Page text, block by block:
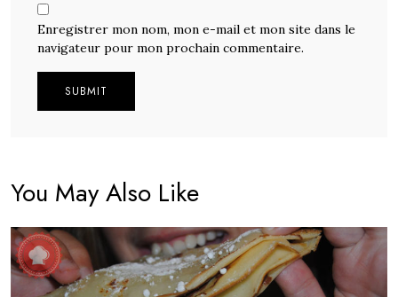
Enregistrer mon nom, mon e-mail et mon site dans le
navigateur pour mon prochain commentaire.
You May Also Like